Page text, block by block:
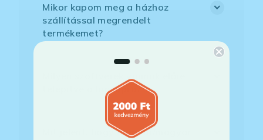
Mikor kapom meg a házhoz
szállítással megrendelt
termékemet?
telepítve a laptopra?
Mit jelent, hogy magyar/magyar